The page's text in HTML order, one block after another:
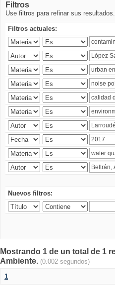
Filtros
Use filtros para refinar sus resultados.
Filtros actuales:
Nuevos filtros:
Mostrando 1 de un total de 1
Ambiente. (0.002 segundos)
1